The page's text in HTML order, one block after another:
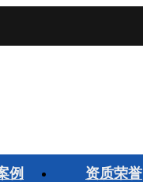
例 资质荣誉